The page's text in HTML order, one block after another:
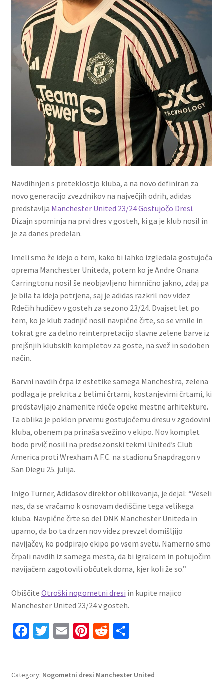
Navdihnjen s preteklostjo kluba, a na novo definiran za
novo generacijo zvezdnikov na največjih odrih, adidas
predstavlja Manchester United 23/24 Gostujočo Dresi.
Dizajn spominja na prvi dres v gosteh, ki ga je klub nosil in
je za danes predelan.
Imeli smo že idejo o tem, kako bi lahko izgledala gostujoča
oprema Manchester Uniteda, potem ko je Andre Onana
Carringtonu nosil še neobjavljeno himnično jakno, zdaj pa
je bila ta ideja potrjena, saj je adidas razkril nov videz
Rdečih hudičev v gosteh za sezono 23/24. Dvajset let po
tem, ko je klub zadnjič nosil navpične črte, so se vrnile in
tokrat gre za delno reinterpretacijo slavne zelene barve iz
prejšnjih klubskih kompletov za goste, na svež in sodoben
način.
Barvni navdih črpa iz estetike samega Manchestra, zelena
podlaga je prekrita z belimi črtami, kostanjevimi črtami, ki
predstavljajo znamenite rdeče opeke mestne arhitekture.
Ta oblika je poklon prvemu gostujočemu dresu v zgodovini
kluba, obenem pa prinaša svežino v ekipo. Nov komplet
bodo prvič nosili na predsezonski tekmi United’s Club
America proti Wrexham A.F.C. na stadionu Snapdragon v
San Diegu 25. julija.
Inigo Turner, Adidasov direktor oblikovanja, je dejal: “Veseli
nas, da se vračamo k osnovam dediščine tega velikega
kluba. Navpične črte so del DNK Manchester Uniteda in
upamo, da bo ta drzen nov videz prevzel domišljijo
navijačev, ko podpirajo ekipo po vsem svetu. Namerno smo
črpali navdih iz samega mesta, da bi igralcem in potujočim
navijačem zagotovili občutek doma, kjer koli že so.”
Obiščite Otroški nogometni dresi in kupite majico
Manchester United 23/24 v gosteh.
Fa T E Pi R S
Category: Nogometni dresi Manchester United